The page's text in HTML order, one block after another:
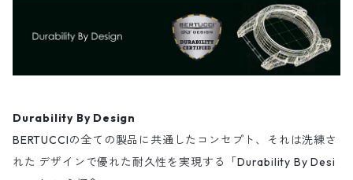
Durability By Design
BERTUCCIの全ての製品に共通したコンセプト、それは洗練さ
れた デザインで優れた耐久性を実現する「Durability By Desi